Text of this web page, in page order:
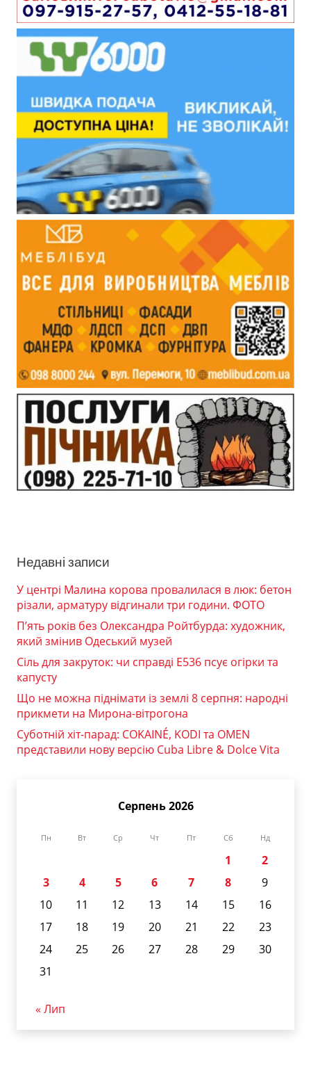
Недавні записи
У центрі Малина корова провалилася в люк: бетон
різали, арматуру відгинали три години. ФОТО
П’ять років без Олександра Ройтбурда: художник,
який змінив Одеський музей
Сіль для закруток: чи справді Е536 псує огірки та
капусту
Що не можна піднімати із землі 8 серпня: народні
прикмети на Мирона-вітрогона
Суботній хіт-парад: COKAINÉ, KODI та OMEN
представили нову версію Cuba Libre & Dolce Vita
Серпень 2026
Пн Вт Ср Чт Пт Сб Нд
1
2
3
4 5 6 7 8
9
10
11 12 13 14 15
16
17
18 19 20 21 22
23
24
25 26 27 28 29
30
31
« Лип